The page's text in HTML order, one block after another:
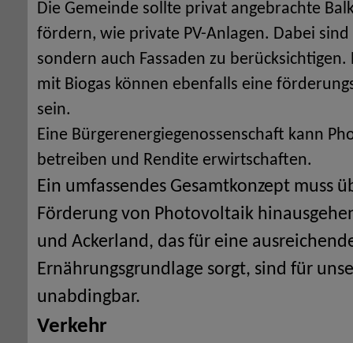
Die Gemeinde sollte privat angebrachte
fördern, wie private PV-Anlagen. Dabei
sondern auch Fassaden zu
mit Biogas können ebenfalls eine
sein.
Eine Bürgerenergiegenossenschaft kann
betreiben und Rendite erwirtschaften.
Ein umfassendes Gesamtkonzept muss
Förderung von Photovoltaik
und Ackerland, das für eine
Ernährungsgrundlage sorgt, sind für
unabdingbar.
Verkehr